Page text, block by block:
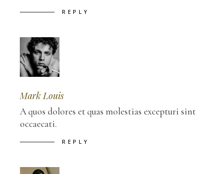
REPLY
Mark Louis
A quos dolores et quas molestias excepturi sint
occaecati.
REPLY